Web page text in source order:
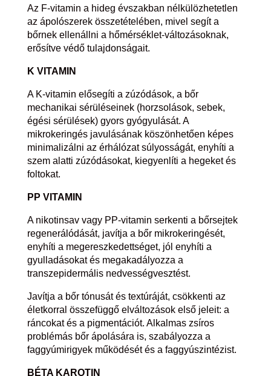
Az F-vitamin a hideg évszakban nélkülözhetetlen
az ápolószerek összetételében, mivel segít a
bőrnek ellenállni a hőmérséklet-változásoknak,
erősítve védő tulajdonságait.
K VITAMIN
A K-vitamin elősegíti a zúzódások, a bőr
mechanikai sérüléseinek (horzsolások, sebek,
égési sérülések) gyors gyógyulását. A
mikrokeringés javulásának köszönhetően képes
minimalizálni az érhálózat súlyosságát, enyhíti a
szem alatti zúzódásokat, kiegyenlíti a hegeket és
foltokat.
PP VITAMIN
A nikotinsav vagy PP-vitamin serkenti a bőrsejtek
regenerálódását, javítja a bőr mikrokeringését,
enyhíti a megereszkedettséget, jól enyhíti a
gyulladásokat és megakadályozza a
transzepidermális nedvességvesztést.
Javítja a bőr tónusát és textúráját, csökkenti az
életkorral összefüggő elváltozások első jeleit: a
ráncokat és a pigmentációt. Alkalmas zsíros
problémás bőr ápolására is, szabályozza a
faggyúmirigyek működését és a faggyúszintézist.
BÉTA KAROTIN